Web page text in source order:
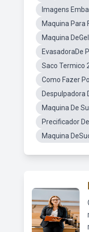
Imagens
Maquina Para
Maquina
EvasadoraDe
Saco Termico
Como Fazer
Despulpadora
Maquina De
Precificador
Maquina